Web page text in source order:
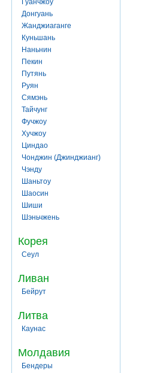
Гуанчжоу
Донгуань
Жанджиаганге
Куньшань
Наньнин
Пекин
Путянь
Руян
Сямэнь
Тайчунг
Фучжоу
Хучжоу
Циндао
Чонджин (Джинджианг)
Чэнду
Шаньтоу
Шаосин
Шиши
Шэньчжень
Корея
Сеул
Ливан
Бейрут
Литва
Каунас
Молдавия
Бендеры